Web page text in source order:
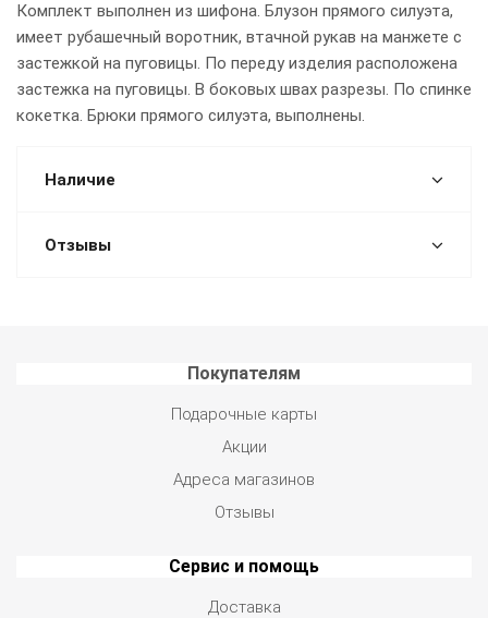
Комплект выполнен из шифона. Блузон прямого силуэта,
имеет рубашечный воротник, втачной рукав на манжете с
застежкой на пуговицы. По переду изделия расположена
застежка на пуговицы. В боковых швах разрезы. По спинке
кокетка. Брюки прямого силуэта, выполнены.
Наличие
Отзывы
Покупателям
Подарочные карты
Акции
Адреса магазинов
Отзывы
Сервис и помощь
Доставка